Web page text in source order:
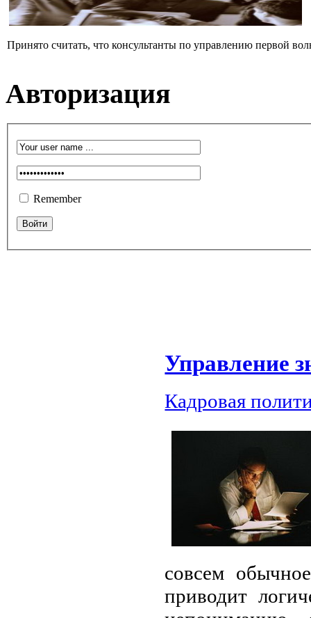
Принято считать, что консультанты по управлению первой
Авторизация
Remember
Управление
Кадровая
совсем
приводит